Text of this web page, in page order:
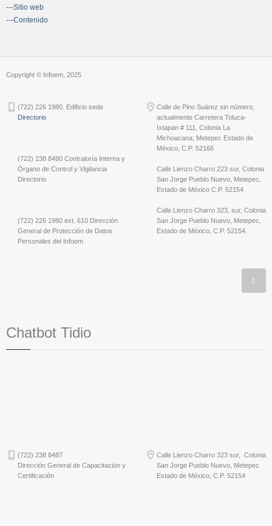
---Sitio web
---Contenido
Copyright © Infoem, 2025
(722) 226 1980. Edificio sede
Directorio
(722) 238 8490 Contraloría Interna y
Órgano de Control y Vigilancia
Directorio
(722) 226 1980 ext. 610 Dirección
General de Protección de Datos
Personales del Infoem
Calle de Pino Suárez sin número,
actualmente Carretera Toluca-
Ixtapan # 111, Colonia La
Michoacana; Metepec Estado de
México, C.P. 52166
Calle Lienzo Charro 223 sur, Colonia
San Jorge Pueblo Nuevo, Metepec,
Estado de México C.P. 52154
Calle Lienzo Charro 323, sur, Colonia
San Jorge Pueblo Nuevo, Metepec,
Estado de México, C.P. 52154.
Chatbot Tidio
(722) 238 8487
Dirección General de Capacitación y
Certificación
Calle Lienzo Charro 323 sur, Colonia
San Jorge Pueblo Nuevo, Metepec
Estado de México, C.P. 52154